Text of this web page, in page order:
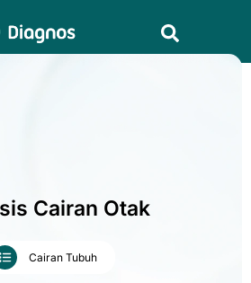
Cairan Otak
Cairan Tubuh